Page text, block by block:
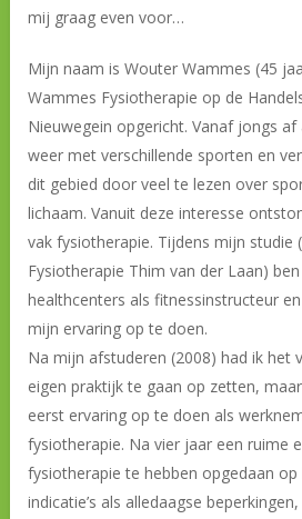
mij graag even voor…
Mijn naam is Wouter Wammes (45
Wammes Fysiotherapie op de
Nieuwegein opgericht. Vanaf jongs af
weer met verschillende sporten en
dit gebied door veel te lezen over
lichaam. Vanuit deze interesse
vak fysiotherapie. Tijdens mijn studie
Fysiotherapie Thim van der Laan)
healthcenters als fitnessinstructeur
mijn ervaring op te doen.
Na mijn afstuderen (2008) had ik het
eigen praktijk te gaan op zetten,
eerst ervaring op te doen als
fysiotherapie. Na vier jaar een ruime
fysiotherapie te hebben opgedaan op
indicatie’s als alledaagse